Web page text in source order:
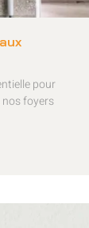
pour
nos foyers